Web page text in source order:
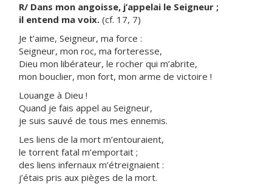
R/ Dans mon angoisse, j’appelai le Seigneur ;
il entend ma voix. (cf. 17, 7)
Je t’aime, Seigneur, ma force :
Seigneur, mon roc, ma forteresse,
Dieu mon libérateur, le rocher qui m’abrite,
mon bouclier, mon fort, mon arme de victoire !
Louange à Dieu !
Quand je fais appel au Seigneur,
je suis sauvé de tous mes ennemis.
Les liens de la mort m’entouraient,
le torrent fatal m’emportait ;
des liens infernaux m’étreignaient :
j’étais pris aux pièges de la mort.